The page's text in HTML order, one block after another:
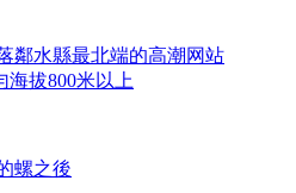
鄰水縣最北端的高潮网站
海拔800米以上
螺之後